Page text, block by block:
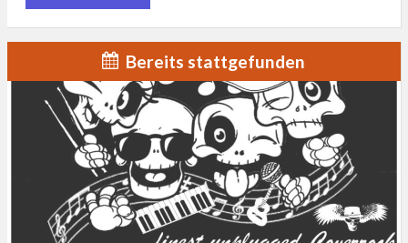
Bereits stattgefunden